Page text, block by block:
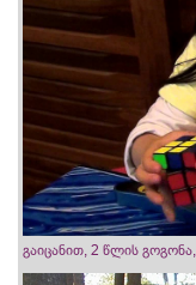
გაიცანით, 2 წლის